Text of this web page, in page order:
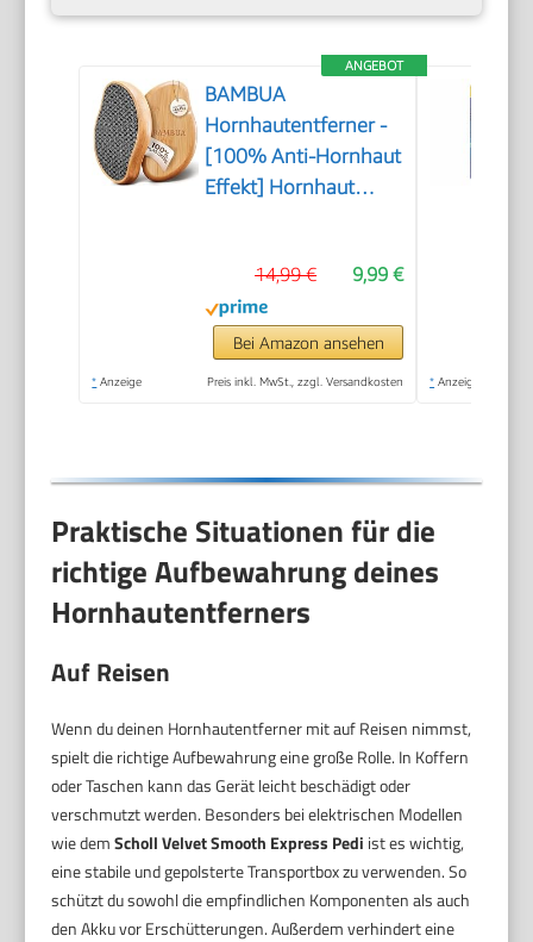
ANGEBOT
BAMBUA
Hornhautentferner -
[100% Anti-Hornhaut
Effekt] Hornhaut
Füße - Effektives
Nano Glas -
Professionelle
Pediküre - Premium
9,99 €
14,99 €
Bei Amazon ansehen
* Anzeige Preis inkl. MwSt., zzgl. Versandkosten * Anzeige
Praktische Situationen für die
richtige Aufbewahrung deines
Hornhautentferners
Auf Reisen
Wenn du deinen Hornhautentferner mit auf Reisen nimmst,
spielt die richtige Aufbewahrung eine große Rolle. In Koffern
oder Taschen kann das Gerät leicht beschädigt oder
verschmutzt werden. Besonders bei elektrischen Modellen
wie demScholl Velvet Smooth Express Pedi ist es wichtig,
eine stabile und gepolsterte Transportbox zu verwenden. So
schützt du sowohl die empfindlichen Komponenten als auch
den Akku vor Erschütterungen. Außerdem verhindert eine